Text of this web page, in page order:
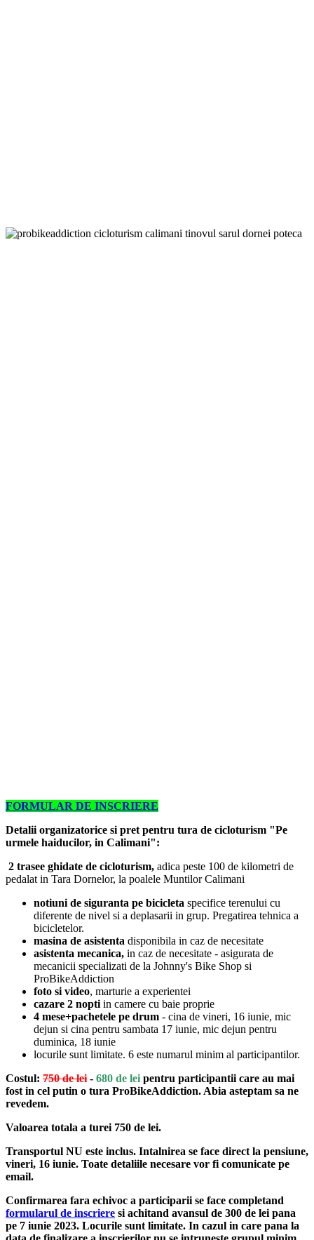
FORMULAR DE INSCRIERE
Detalii organizatorice si pret pentru tura de cicloturism "Pe
urmele haiducilor, in Calimani":
2 trasee ghidate de cicloturism, adica peste 100 de kilometri de
pedalat in Tara Dornelor, la poalele Muntilor Calimani
notiuni de siguranta pe bicicleta specifice terenului cu
diferente de nivel si a deplasarii in grup. Pregatirea tehnica a
bicicletelor.
masina de asistenta disponibila in caz de necesitate
asistenta mecanica, in caz de necesitate - asigurata de
mecanicii specializati de la Johnny's Bike Shop si
ProBikeAddiction
foto si video, marturie a experientei
cazare 2 nopti in camere cu baie proprie
4 mese+pachetele pe drum - cina de vineri, 16 iunie, mic
dejun si cina pentru sambata 17 iunie, mic dejun pentru
duminica, 18 iunie
locurile sunt limitate. 6 este numarul minim al participantilor.
Costul: 750 de lei - 680 de lei pentru participantii care au mai
fost in cel putin o tura ProBikeAddiction. Abia asteptam sa ne
revedem.
Valoarea totala a turei 750 de lei.
Transportul NU este inclus. Intalnirea se face direct la pensiune,
vineri, 16 iunie. Toate detaliile necesare vor fi comunicate pe
email.
Confirmarea fara echivoc a participarii se face completand
formularul de inscriere si achitand avansul de 300 de lei pana
pe 7 iunie 2023. Locurile sunt limitate. In cazul in care pana la